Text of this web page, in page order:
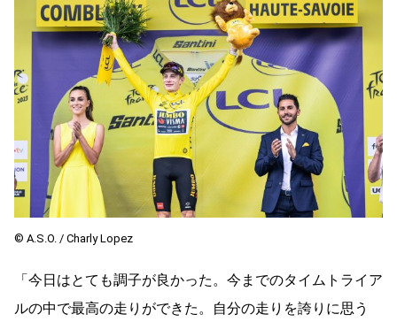
© A.S.O. / Charly Lopez
「今日はとても調子が良かった。今までのタイムトライア
ルの中で最高の走りができた。自分の走りを誇りに思う